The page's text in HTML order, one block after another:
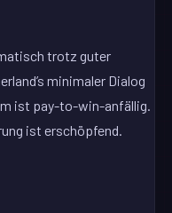
trotz guter
minimaler Dialog
ist pay-to-win-anfällig.
ist erschöpfend.